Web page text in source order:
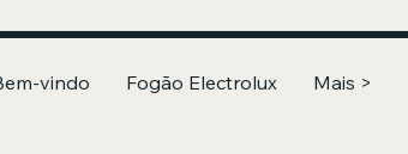
vindo Fogão Electrolux Mais >